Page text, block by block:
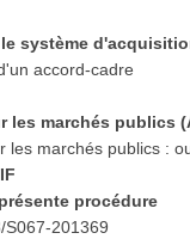
système
accord-cadre
les marchés publics
les marchés publics :
procédure
S067-201369